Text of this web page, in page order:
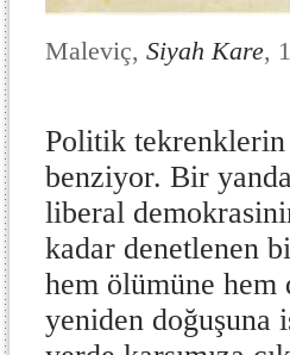
Maleviç, Siyah Kare,
Politik tekrenklerin
benziyor. Bir
liberal
kadar denetlenen
hem ölümüne hem
yeniden